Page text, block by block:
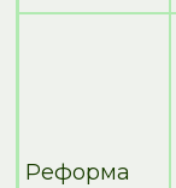
Реформа